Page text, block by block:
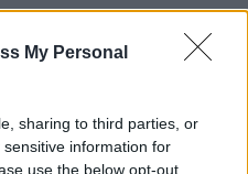
My Personal
sharing to third parties, or
information for
use the below opt-out
Mikszáthfalván?